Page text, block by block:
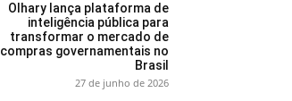
Olhary lança plataforma de
inteligência pública para
transformar o mercado de
compras governamentais no
Brasil
27 de junho de 2026